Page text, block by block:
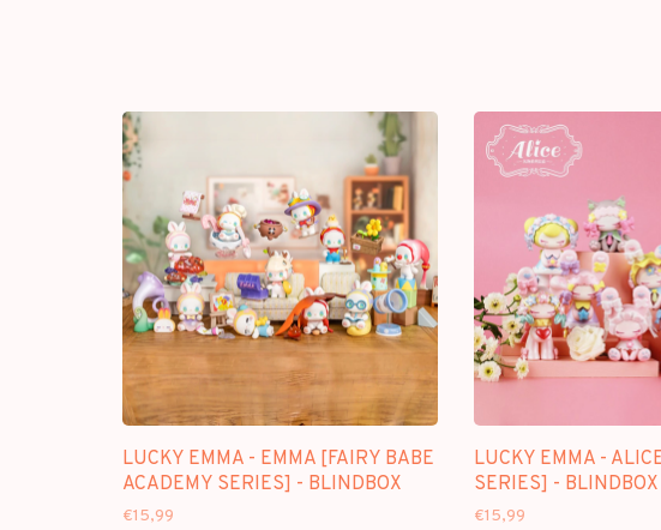
LUCKY EMMA - EMMA [FAIRY BABE
ACADEMY SERIES] - BLINDBOX
€15,99
LUCKY EMMA -
SERIES] -
€15,99